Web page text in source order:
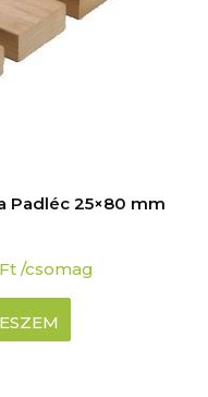
Padléc 25×80 mm
Ft /csomag